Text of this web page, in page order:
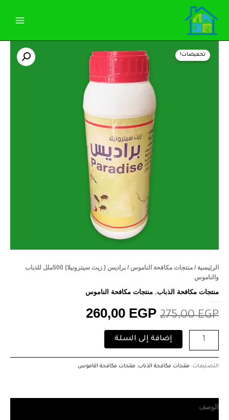
المحتوى
تخفيضات!
الرئيسية / منتجات مكافحة الناموس
/ براديس ( زيت سيترونيلا) 500ملل للذباب
والناموس
منتجات مكافحة الذباب, منتجات مكافحة الناموس
275,00EGP
السعر
الأصلي
هو:
275,00 EGP.
260,00 EGP
هو:
260,00 EGP.
براديس
إضافة إلى السلة
التصنيفات: منتجات مكافحة الذباب, منتجات مكافحة الناموس
الوصف